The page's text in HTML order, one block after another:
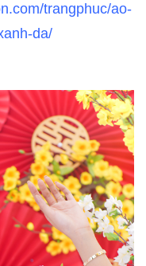
trangphuc/ao-
da/